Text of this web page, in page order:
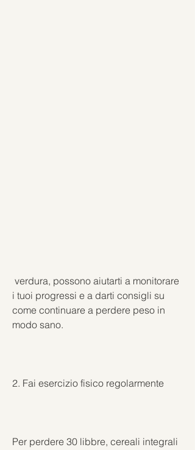
i tuoi progressi e a darti consigli su
come continuare a perdere peso in
modo sano.
2. Fai esercizio fisico regolarmente
Per perdere 30 libbre, cereali integrali